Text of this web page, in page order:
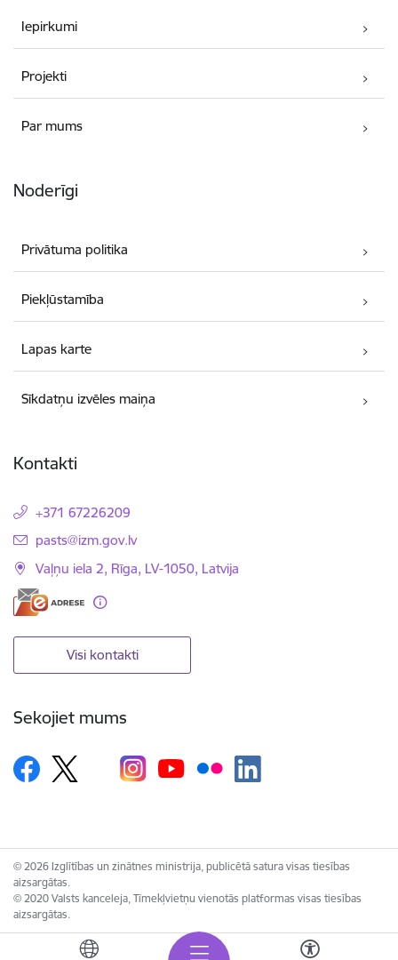
Iepirkumi
Projekti
Par mums
Noderīgi
Privātuma politika
Piekļūstamība
Lapas karte
Sīkdatņu izvēles maiņa
Kontakti
+371 67226209
E-pasts:
pasts@izm.gov.lv
Vaļņu iela 2, Rīga, LV-1050, Latvija
Visi kontakti
Sekojiet mums
© 2026 Izglītības un zinātnes ministrija, publicētā satura visas tiesības
aizsargātas.
© 2020 Valsts kanceleja, Tīmekļvietņu vienotās platformas visas tiesības
aizsargātas.